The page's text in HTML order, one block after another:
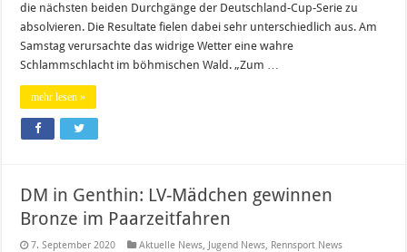
die nächsten beiden Durchgänge der Deutschland-Cup-Serie zu
absolvieren. Die Resultate fielen dabei sehr unterschiedlich aus. Am
Samstag verursachte das widrige Wetter eine wahre
Schlammschlacht im böhmischen Wald. „Zum …
mehr lesen »
DM in Genthin: LV-Mädchen gewinnen
Bronze im Paarzeitfahren
7. September 2020 Aktuelle News, Jugend News, Rennsport News